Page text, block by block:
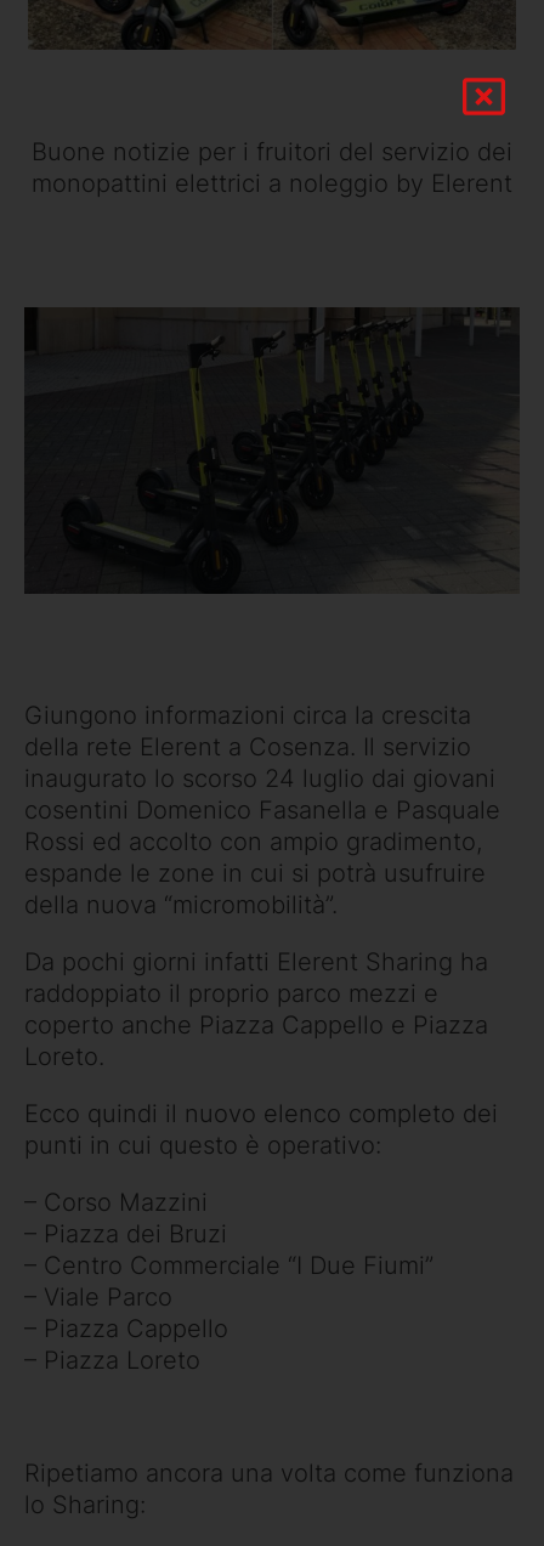
Buone notizie per i fruitori del servizio dei
monopattini elettrici a noleggio by Elerent
Giungono informazioni circa la crescita
della rete Elerent a Cosenza. Il servizio
inaugurato lo scorso 24 luglio dai giovani
cosentini Domenico Fasanella e Pasquale
Rossi ed accolto con ampio gradimento,
espande le zone in cui si potrà usufruire
della nuova “micromobilità”.
Da pochi giorni infatti Elerent Sharing ha
raddoppiato il proprio parco mezzi e
coperto anche Piazza Cappello e Piazza
Loreto.
Ecco quindi il nuovo elenco completo dei
punti in cui questo è operativo:
– Corso Mazzini
– Piazza dei Bruzi
– Centro Commerciale “I Due Fiumi”
– Viale Parco
– Piazza Cappello
– Piazza Loreto
Ripetiamo ancora una volta come funziona
lo Sharing: